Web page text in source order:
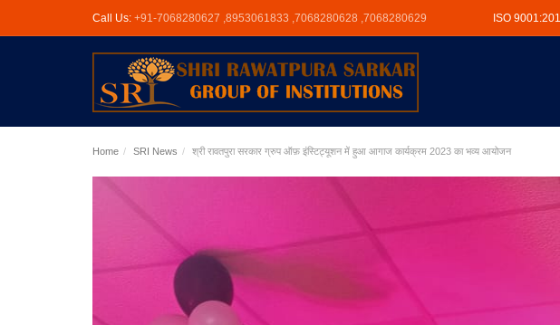
Call Us: +91-7068280627 ,8953061833 ,7068280628 ,7068280629 ISO
Home SRI News श्री रावतपुरा सरकार ग्रुप ऑफ़ इंस्टिट्यूशन में हुआ आगाज कार्यक्रम 2023 का भव्य आयोजन